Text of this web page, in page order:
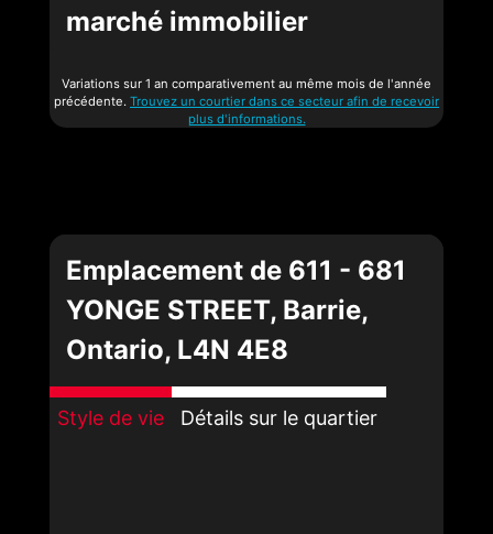
marché immobilier
Variations sur 1 an comparativement au même mois de l'année
précédente. Trouvez un courtier dans ce secteur afin de recevoir
plus d'informations.
Emplacement de 611 - 681
YONGE STREET, Barrie,
Ontario, L4N 4E8
Style de vie Détails sur le quartier